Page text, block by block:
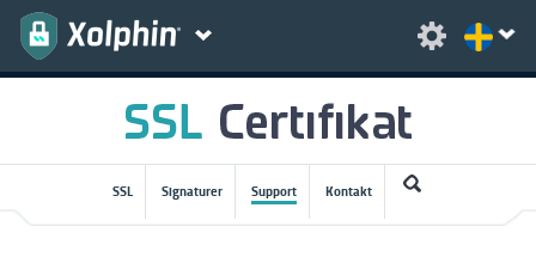
SSL Signaturer Support Kontakt